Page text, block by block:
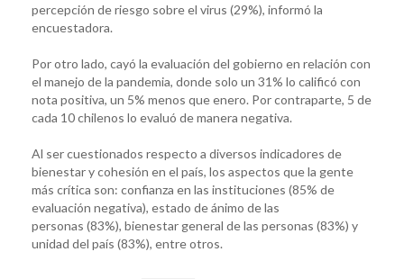
percepción de riesgo sobre el virus (29%), informó la
encuestadora.
Por otro lado, cayó la evaluación del gobierno en relación con
el manejo de la pandemia, donde solo un 31% lo calificó con
nota positiva, un 5% menos que enero. Por contraparte, 5 de
cada 10 chilenos lo evaluó de manera negativa.
Al ser cuestionados respecto a diversos indicadores de
bienestar y cohesión en el país, los aspectos que la gente
más crítica son: confianza en las instituciones (85% de
evaluación negativa), estado de ánimo de las
personas (83%), bienestar general de las personas (83%) y
unidad del país (83%), entre otros.